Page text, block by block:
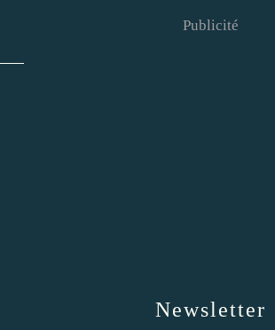
Newsletter
Publicité